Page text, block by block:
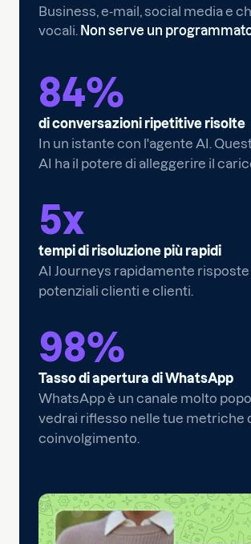
Business, e-mail, social media e
vocali. Non serve un
84%
di conversazioni ripetitive risolte
In un istante con l'agente AI.
AI ha il potere di alleggerire il
5x
tempi di risoluzione più rapidi
AI Journeys rapidamente risposte
potenziali clienti e clienti.
98%
Tasso di apertura di WhatsApp
WhatsApp è un canale molto
vedrai riflesso nelle tue metriche
coinvolgimento.